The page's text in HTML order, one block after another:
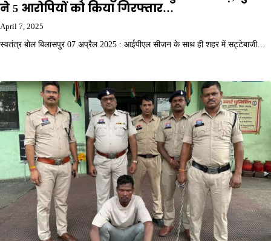
ने 5 आरोपियों को किया गिरफ्तार…
April 7, 2025
स्वतंत्र बोल बिलासपुर 07 अप्रैल 2025 : आईपीएल सीजन के साथ ही शहर में सट्टेबाजी…